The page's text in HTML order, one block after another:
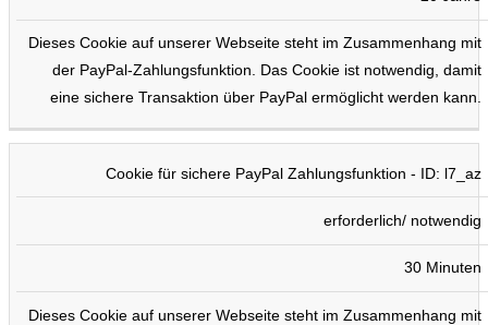
Dieses Cookie auf unserer Webseite steht im Zusammenhang mit
der PayPal-Zahlungsfunktion. Das Cookie ist notwendig, damit
eine sichere Transaktion über PayPal ermöglicht werden kann.
Cookie für sichere PayPal Zahlungsfunktion - ID: l7_az
erforderlich/ notwendig
30 Minuten
Dieses Cookie auf unserer Webseite steht im Zusammenhang mit